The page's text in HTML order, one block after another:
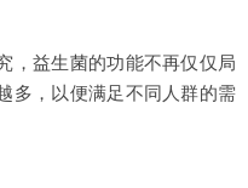
，益生菌的功能不再仅仅局
多，以便满足不同人群的需